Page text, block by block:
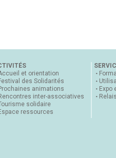
et orientation
des Solidarités
animations
inter-associatives
solidaire
ressources
Expo